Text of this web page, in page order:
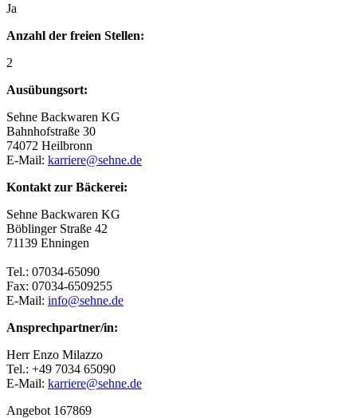
Ja
Anzahl der freien Stellen:
2
Ausübungsort:
Sehne Backwaren KG
Bahnhofstraße 30
74072 Heilbronn
E-Mail: karriere@sehne.de
Kontakt zur Bäckerei:
Sehne Backwaren KG
Böblinger Straße 42
71139 Ehningen
Tel.: 07034-65090
Fax: 07034-6509255
E-Mail: info@sehne.de
Ansprechpartner/in:
Herr Enzo Milazzo
Tel.: +49 7034 65090
E-Mail: karriere@sehne.de
Angebot 167869